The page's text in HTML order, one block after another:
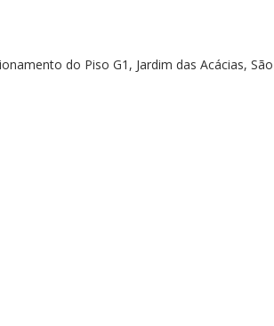
do Piso G1, Jardim das Acácias,